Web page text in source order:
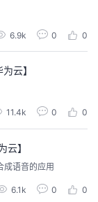
6.9k 0 0
云】
11.4k 0 0
云】
成语音的应用
6.1k 0 0